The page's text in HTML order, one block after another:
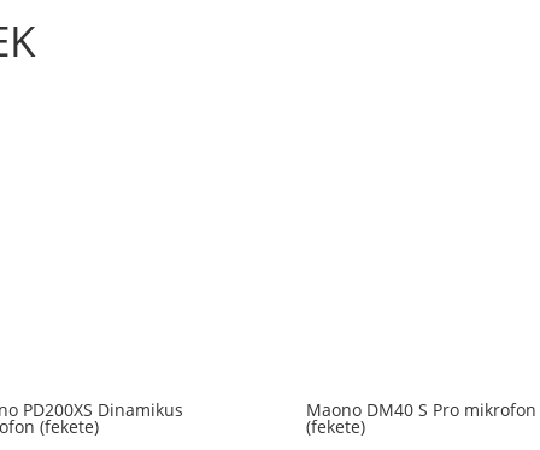
PD200XS Dinamikus
(fekete)
Maono DM40 S Pro mikrofon
(fekete)